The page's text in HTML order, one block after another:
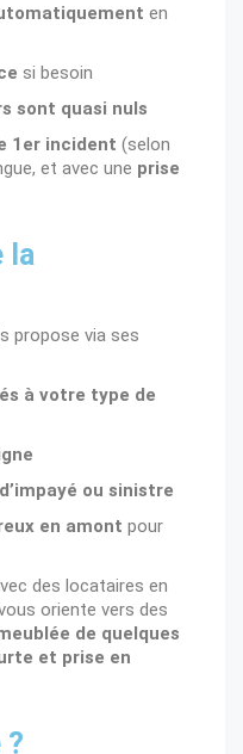
en
si besoin
sont quasi nuls
1er incident (selon
et avec une prise
la
propose via ses
à votre type de
ou sinistre
en amont pour
des locataires en
oriente vers des
de quelques
et prise en
?